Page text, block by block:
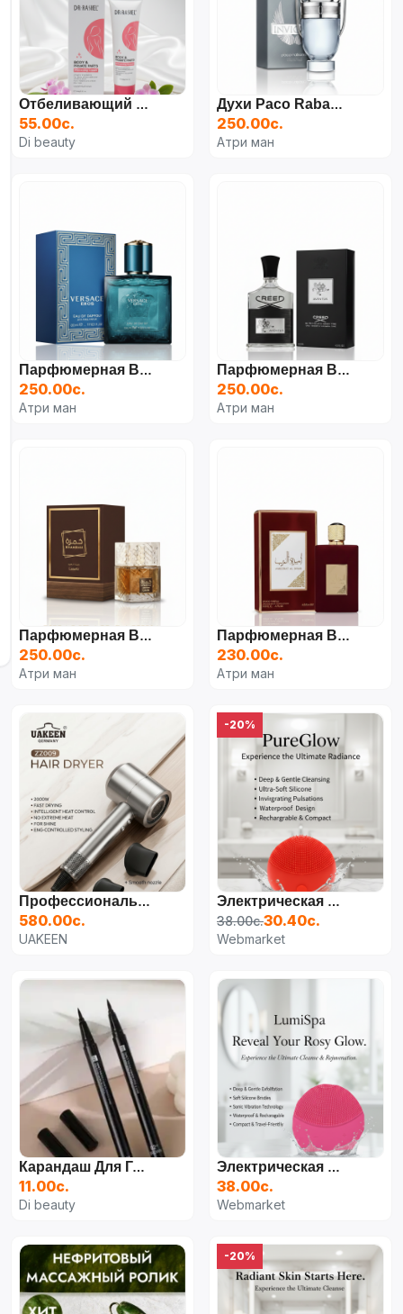
Отбеливающий Крем Dr. Rashel Body & Private Parts
55.00с.
Di beauty
Духи Paco Rabanne Invictus Parfum, 100 Мл
250.00с.
Атри ман
Парфюмерная Вода Versace Eros, 100 Мл
250.00с.
Атри ман
Парфюмерная Вода Creed Aventus, 100 Мл
250.00с.
Атри ман
Парфюмерная Вода Lattafa Khamrah Qahwa, 100 Мл
250.00с.
Атри ман
Парфюмерная Вода Ameerat Al Arab, 100 Мл
230.00с.
Атри ман
Профессиональный Фен UAKEEN ZZ009 (2800 Вт) С LCD-Дисплеем
580.00с.
UAKEEN
-20%
Электрическая Щеточка/Массажер Для Лица
38.00с.30.40с.
Webmarket
Карандаш Для Губ И Подводка Для Глаз Sheglam, 2 В 1, 12 Оттенков
11.00с.
Di beauty
Электрическая Щеточка/Массажер Для Лица Polo Smart
38.00с.
Webmarket
-20%